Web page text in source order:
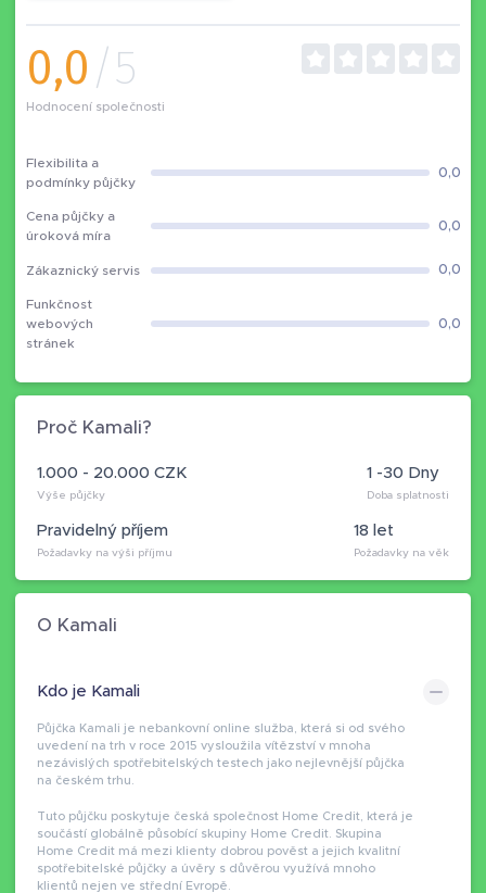
0,0/5
Hodnocení společnosti
Flexibilita a
podmínky půjčky
0,0
Cena půjčky a
úroková míra
0,0
Zákaznický servis 0,0
Funkčnost
webových
stránek
0,0
Proč Kamali?
1.000 - 20.000 CZK
Výše půjčky
1 -30 Dny
Doba splatnosti
18 let
Požadavky na věk
Pravidelný příjem
Požadavky na výši příjmu
O Kamali
Kdo je Kamali
Půjčka Kamali je nebankovní online služba, která si od svého
uvedení na trh v roce 2015 vysloužila vítězství v mnoha
nezávislých spotřebitelských testech jako nejlevnější půjčka
na českém trhu.
Tuto půjčku poskytuje česká společnost Home Credit, která je
součástí globálně působící skupiny Home Credit. Skupina
Home Credit má mezi klienty dobrou pověst a jejich kvalitní
spotřebitelské půjčky a úvěry s důvěrou využívá mnoho
klientů nejen ve střední Evropě.